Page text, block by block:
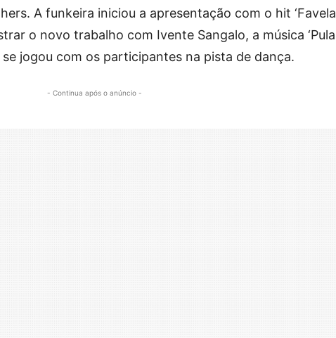
A funkeira iniciou a apresentação com o hit ‘Favela
o novo trabalho com Ivente Sangalo, a música
se jogou com os participantes na pista de dança.
- Continua após o anúncio -